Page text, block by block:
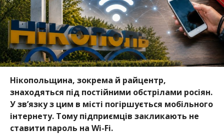
Нікопольщина, зокрема й райцентр,
знаходяться під постійними обстрілами росіян.
У зв’язку з цим в місті погіршується мобільного
інтернету. Тому підприємців закликають не
ставити пароль на Wi-Fi.